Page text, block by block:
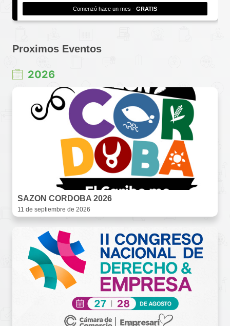
Comenzó hace un mes - GRATIS
Proximos Eventos
2026
SAZON CORDOBA 2026
11 de septiembre de 2026